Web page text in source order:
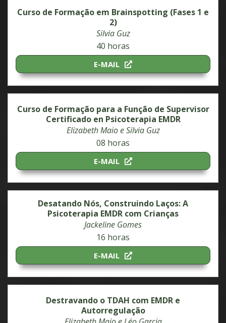
Curso de Formação em Brainspotting (Fases 1 e
2)
Silvia Guz
40 horas
E-MAIL
Curso de Formação para a Função de Supervisor
Certificado en Psicoterapia EMDR
Elizabeth Maio e Silvia Guz
08 horas
E-MAIL
Desatando Nós, Construindo Laços: A
Psicoterapia EMDR com Crianças
Jackeline Gomes
16 horas
E-MAIL
Destravando o TDAH com EMDR e
Autorregulação